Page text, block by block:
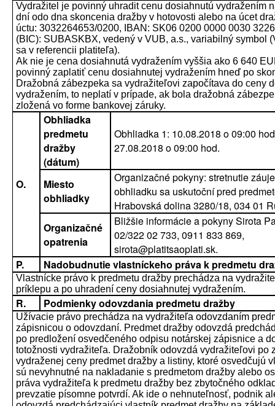
Vydražitel je povinný uhradit cenu dosiahnutú vydražením
dní odo dna skoncenia dražby v hotovosti alebo na úcet
úctu: 3032264653/0200, IBAN: SK06 0200 0000 0030
(BIC): SUBASKBX, vedený v VUB, a.s., variabilný symbol
sa v referencii platiteľa).
Ak nie je cena dosiahnutá vydražením vyššia ako 6 640
povinný zaplatiť cenu dosiahnutej vydražením hneď po
Dražobná zábezpeka sa vydražiteľovi započítava do ceny
vydražením, to neplatí v prípade, ak bola dražobná
zložená vo forme bankovej záruky.
O.
Obhliadka
predmetu
dražby
(dátum)
Obhliadka 1: 10.08.2018 o 09:00
27.08.2018 o 09:00 hod.
Miesto
obhliadky
Organizačné pokyny: stretnutie
obhliadku sa uskutoční pred
Hrabovská dolina 3280/18, 034 01
Organizačné
opatrenia
Bližšie informácie a pokyny Sirota
02/322 02 733, 0911 833 869,
sirota@platitsaoplati.sk.
P.
Nadobudnutie vlastníckeho práva k predmetu
Vlastnícke právo k predmetu dražby prechádza na
príklepu a po uhradení ceny dosiahnutej vydražením.
R. Podmienky odovzdania predmetu dražby
Užívacie právo prechádza na vydražiteľa odovzdaním
zápisnicou o odovzdaní. Predmet dražby odovzdá
po predložení osvedčeného odpisu notárskej zápisnice a
totožnosti vydražiteľa. Dražobník odovzdá vydražiteľovi po
vydraženej ceny predmet dražby a listiny, ktoré osvedčujú
sú nevyhnutné na nakladanie s predmetom dražby alebo
práva vydražiteľa k predmetu dražby bez zbytočného
prevzatie písomne potvrdí. Ak ide o nehnuteľnosť, podnik